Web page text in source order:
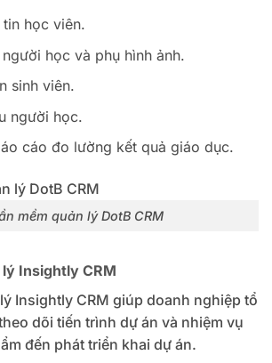
học viên.
học và phụ hình ảnh.
sinh viên.
người học.
cáo đo lường kết quả giáo dục.
mềm quản lý DotB CRM
Insightly CRM
Insightly CRM giúp doanh nghiệp tổ
dõi tiến trình dự án và nhiệm vụ
đến phát triển khai dự án.